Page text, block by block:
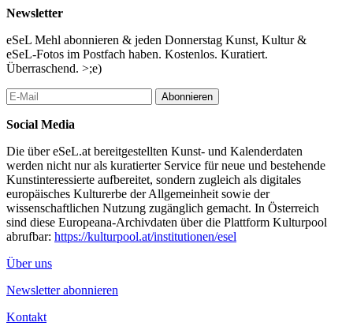
Newsletter
eSeL Mehl abonnieren & jeden Donnerstag Kunst, Kultur &
eSeL-Fotos im Postfach haben. Kostenlos. Kuratiert.
Überraschend. >;e)
Abonnieren
Social Media
Die über eSeL.at bereitgestellten Kunst- und Kalenderdaten
werden nicht nur als kuratierter Service für neue und bestehende
Kunstinteressierte aufbereitet, sondern zugleich als digitales
europäisches Kulturerbe der Allgemeinheit sowie der
wissenschaftlichen Nutzung zugänglich gemacht. In Österreich
sind diese Europeana-Archivdaten über die Plattform Kulturpool
abrufbar: https://kulturpool.at/institutionen/esel
Über uns
Newsletter abonnieren
Kontakt